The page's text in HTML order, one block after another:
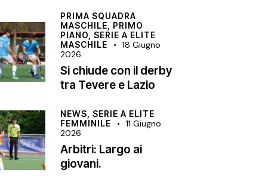
PRIMA SQUADRA
MASCHILE, PRIMO
PIANO,SERIE A ELITE
MASCHILE
18 Giugno
2026
Si chiude con il derby
tra Tevere e Lazio
NEWS,SERIE A ELITE
FEMMINILE
11 Giugno
2026
Arbitri: Largo ai
giovani.